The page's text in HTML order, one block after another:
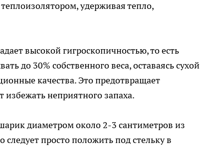
удерживая тепло,
высокой гигроскопичностью, то есть
до 30% собственного веса, оставаясь сухой
качества. Это предотвращает
неприятного запаха.
диаметром около 2-3 сантиметров из
просто положить под стельку в